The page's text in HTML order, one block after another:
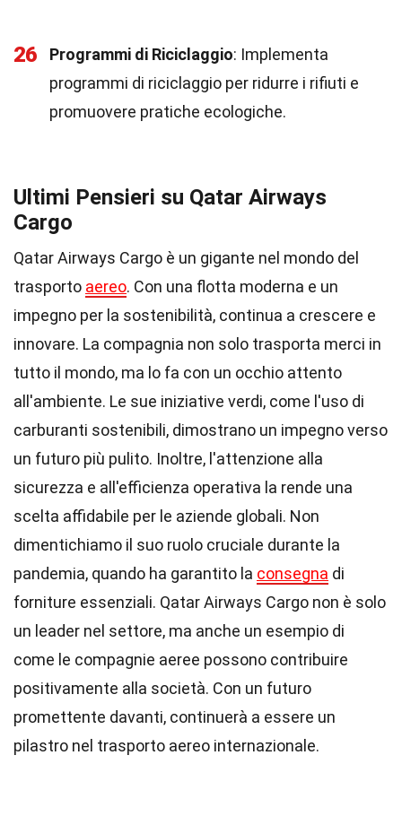
26 Programmi di Riciclaggio: Implementa
programmi di riciclaggio per ridurre i rifiuti e
promuovere pratiche ecologiche.
Ultimi Pensieri su Qatar Airways
Cargo
Qatar Airways Cargo è un gigante nel mondo del
trasporto aereo. Con una flotta moderna e un
impegno per la sostenibilità, continua a crescere e
innovare. La compagnia non solo trasporta merci in
tutto il mondo, ma lo fa con un occhio attento
all'ambiente. Le sue iniziative verdi, come l'uso di
carburanti sostenibili, dimostrano un impegno verso
un futuro più pulito. Inoltre, l'attenzione alla
sicurezza e all'efficienza operativa la rende una
scelta affidabile per le aziende globali. Non
dimentichiamo il suo ruolo cruciale durante la
pandemia, quando ha garantito la consegna di
forniture essenziali. Qatar Airways Cargo non è solo
un leader nel settore, ma anche un esempio di
come le compagnie aeree possono contribuire
positivamente alla società. Con un futuro
promettente davanti, continuerà a essere un
pilastro nel trasporto aereo internazionale.